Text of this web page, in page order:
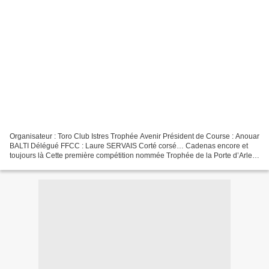
Organisateur : Toro Club Istres Trophée Avenir Président de Course : Anouar
BALTI Délégué FFCC : Laure SERVAIS Corté corsé… Cadenas encore et
toujours là Cette première compétition nommée Trophée de la Porte d’Arles